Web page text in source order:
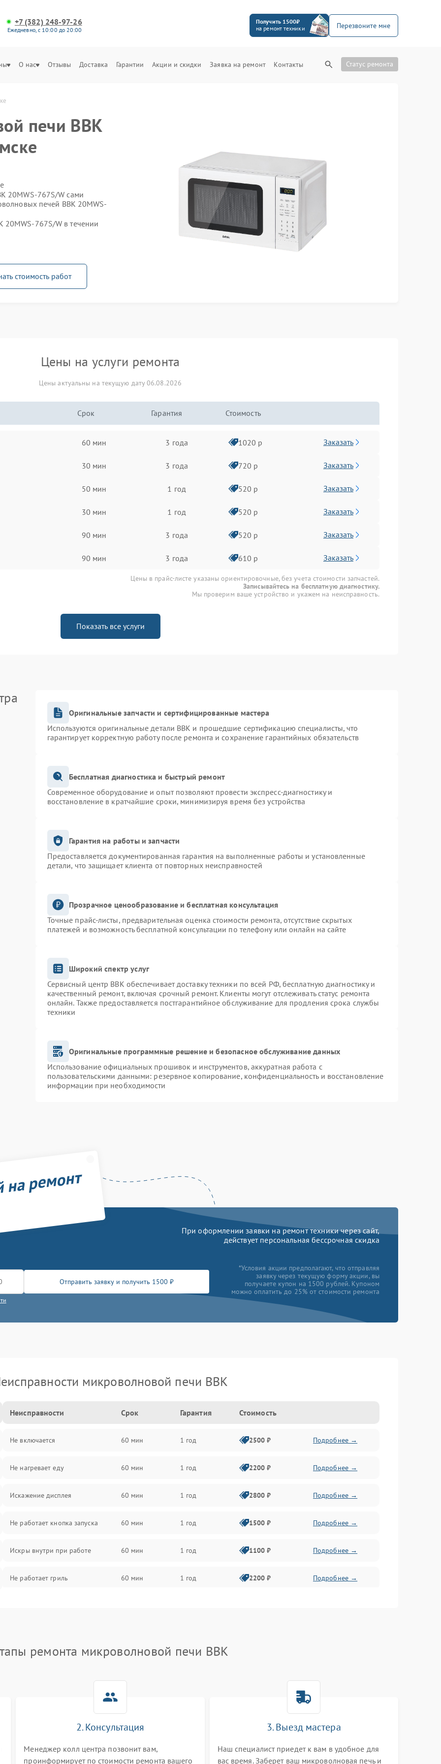
+7 (382) 248-97-26
Ежедневно, с 10:00 до 20:00
Получить 1500₽
на ремонт техники
Перезвоните мне
О нас Отзывы Доставка Гарантии Акции и скидки Заявка на ремонт Контакты Статус ремонта
печи BBK
20MWS-767S/W сами
печей BBK 20MWS-
767S/W в течении
стоимость работ
Цены на услуги ремонта
Цены актуальны на текущую дату 06.08.2026
Срок Гарантия Стоимость
60 мин 3 года 1020 р Заказать
30 мин 3 года 720 р Заказать
50 мин 1 год 520 р Заказать
30 мин 1 год 520 р Заказать
90 мин 3 года 520 р Заказать
90 мин 3 года 610 р Заказать
Цены в прайс-листе указаны ориентировочные, без учета стоимости запчастей.
Записывайтесь на бесплатную диагностику.
Мы проверим ваше устройство и укажем на неисправность.
Показать все услуги
Оригинальные запчасти и сертифицированные мастера
Используются оригинальные детали BBK и прошедшие сертификацию специалисты, что
гарантирует корректную работу после ремонта и сохранение гарантийных обязательств
Бесплатная диагностика и быстрый ремонт
Современное оборудование и опыт позволяют провести экспресс-диагностику и
восстановление в кратчайшие сроки, минимизируя время без устройства
Гарантия на работы и запчасти
Предоставляется документированная гарантия на выполненные работы и установленные
детали, что защищает клиента от повторных неисправностей
Прозрачное ценообразование и бесплатная консультация
Точные прайс-листы, предварительная оценка стоимости ремонта, отсутствие скрытых
платежей и возможность бесплатной консультации по телефону или онлайн на сайте
Широкий спектр услуг
Сервисный центр BBK обеспечивает доставку техники по всей РФ, бесплатную диагностику и
качественный ремонт, включая срочный ремонт. Клиенты могут отслеживать статус ремонта
онлайн. Также предоставляется постгарантийное обслуживание для продления срока службы
техники
Оригинальные программные решение и безопасное обслуживание данных
Использование официальных прошивок и инструментов, аккуратная работа с
пользовательскими данными: резервное копирование, конфиденциальность и восстановление
информации при необходимости
ремонт
При оформлении заявки на ремонт техники через сайт,
действует персональная бессрочная скидка
Отправить заявку и получить 1500 ₽
*Условия акции предполагают, что отправляя
заявку через текущую форму акции, вы
получаете купон на 1500 рублей. Купоном
можно оплатить до 25% от стоимости ремонта
микроволновой печи BBK
Неисправности Срок Гарантия Стоимость
Не включается 60 мин 1 год 2500 ₽ Подробнее →
Не нагревает еду 60 мин 1 год 2200 ₽ Подробнее →
Искажение дисплея 60 мин 1 год 2800 ₽ Подробнее →
Не работает кнопка запуска 60 мин 1 год 1500 ₽ Подробнее →
Искры внутри при работе 60 мин 1 год 1100 ₽ Подробнее →
Не работает гриль 60 мин 1 год 2200 ₽ Подробнее →
Поломка системы охлаждения
Не работают сенсорные кнопки 60 мин 2400 ₽ Подробнее →
Не горит подсветка 60 мин 2000 ₽ Подробнее →
ремонта микроволновой печи BBK
2. Консультация
Менеджер колл центра позвонит вам,
проинформирует по стоимости ремонта вашего
3. Выезд мастера
Наш специалист приедет к вам в удобное для
вас время. Заберет ваш микроволновая печь и